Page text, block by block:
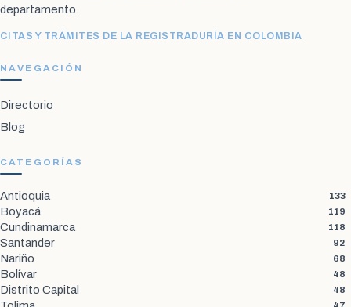
departamento.
CITAS Y TRÁMITES DE LA REGISTRADURÍA EN COLOMBIA
NAVEGACIÓN
Directorio
Blog
CATEGORÍAS
Antioquia 133
Boyacá 119
Cundinamarca 118
Santander 92
Nariño 68
Bolívar 48
Distrito Capital 48